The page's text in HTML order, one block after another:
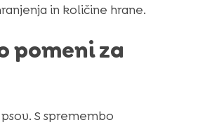
in količine hrane.
pomeni za
S spremembo